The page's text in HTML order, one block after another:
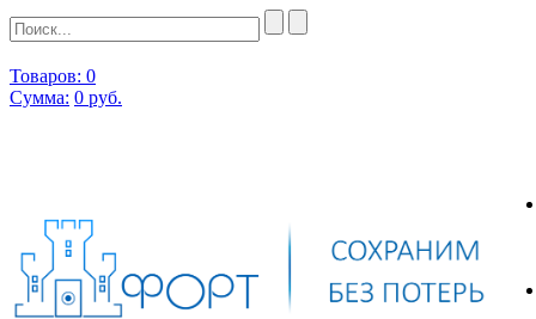
Товаров: 0
Сумма: 0 руб.